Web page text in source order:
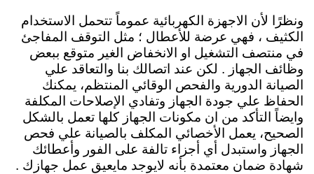
ونظرًا لأن الاجهزة الكهربائية عموماً تتحمل الاستخدام
الكثيف ، فهي عرضة للأعطال ؛ مثل التوقف المفاجئ
في منتصف التشغيل او الانخفاض الغير متوقع ببعض
وظائف الجهاز . لكن عند اتصالك بنا والتعاقد علي
الصيانة الدورية والفحص الوقائي المنتظم، يمكنك
الحفاظ علي جودة الجهاز وتفادي الإصلاحات المكلفة
وايضاً التأكد من ان مكونات الجهاز كلها تعمل بالشكل
الصحيح، يعمل الأخصائي المكلف بالصيانة علي فحص
الجهاز واستبدل أي أجزاء تالفة على الفور وأعطائك
شهادة ضمان معتمدة بأنه لايوجد مايعيق عمل جهازك .